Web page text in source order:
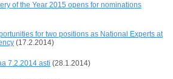
of the Year 2015 opens for nominations
for two positions as National Experts at
(17.2.2014)
7.2.2014 asti (28.1.2014)